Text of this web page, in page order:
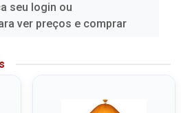
seu login ou
ver preços e comprar